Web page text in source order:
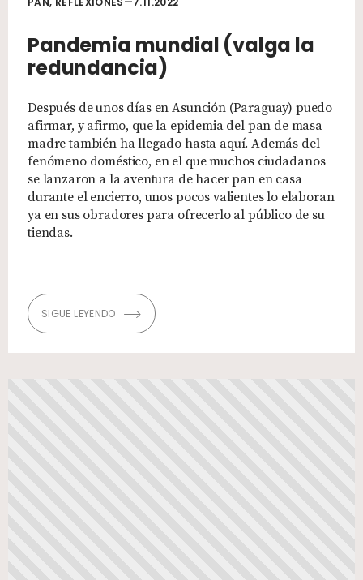
Pandemia mundial (valga la
redundancia)
Después de unos días en Asunción (Paraguay) puedo
afirmar, y afirmo, que la epidemia del pan de masa
madre también ha llegado hasta aquí. Además del
fenómeno doméstico, en el que muchos ciudadanos
se lanzaron a la aventura de hacer pan en casa
durante el encierro, unos pocos valientes lo elaboran
ya en sus obradores para ofrecerlo al público de su
tiendas.
SIGUE LEYENDO